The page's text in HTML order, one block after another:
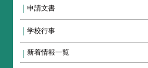
申請文書
学校行事
新着情報一覧